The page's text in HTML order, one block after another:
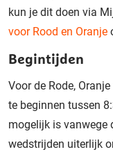
kun je dit doen via
voor Rood en Oranje
Begintijden
Voor de Rode,
te beginnen tussen
mogelijk is vanwege
wedstrijden uiterlijk